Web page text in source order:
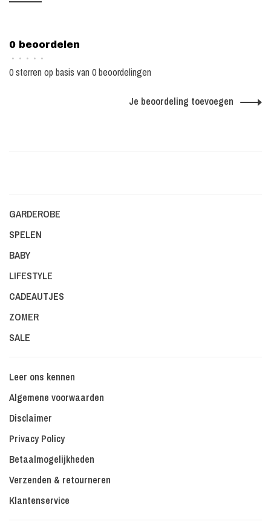
0 beoordelen
• • • • •
0 sterren op basis van 0 beoordelingen
Je beoordeling toevoegen
GARDEROBE
SPELEN
BABY
LIFESTYLE
CADEAUTJES
ZOMER
SALE
Leer ons kennen
Algemene voorwaarden
Disclaimer
Privacy Policy
Betaalmogelijkheden
Verzenden & retourneren
Klantenservice